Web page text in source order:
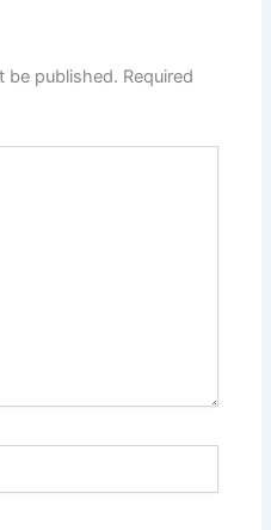
be published. Required